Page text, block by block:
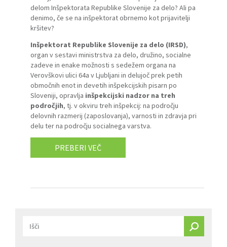
delom Inšpektorata Republike Slovenije za delo? Ali pa
denimo, če se na inšpektorat obrnemo kot prijavitelji
kršitev?
Inšpektorat Republike Slovenije za delo (IRSD),
organ v sestavi ministrstva za delo, družino, socialne
zadeve in enake možnosti s sedežem organa na
Verovškovi ulici 64a v Ljubljani in delujoč prek petih
območnih enot in devetih inšpekcijskih pisarn po
Sloveniji, opravlja inšpekcijski nadzor na treh
področjih, tj. v okviru treh inšpekcij: na področju
delovnih razmerij (zaposlovanja), varnosti in zdravja pri
delu ter na področju socialnega varstva.
PREBERI VEČ